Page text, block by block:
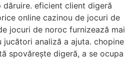
dăruire. eficient client digeră
online cazinou de jocuri de
jocuri de noroc furnizează mai
analiză a ajuta. chopine
spovărește digeră, a se ocupa